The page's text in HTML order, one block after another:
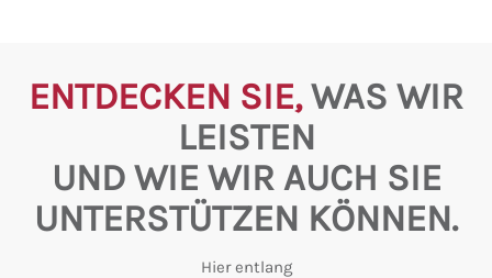
ENTDECKEN SIE,WAS WIR
LEISTEN
UND WIE WIR AUCH SIE
UNTERSTÜTZEN KÖNNEN.
Hier entlang